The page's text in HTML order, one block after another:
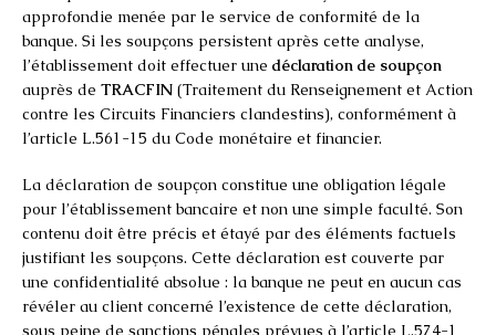
approfondie menée par le service de conformité de la
banque. Si les soupçons persistent après cette analyse,
l’établissement doit effectuer une déclaration de soupçon
auprès de TRACFIN (Traitement du Renseignement et Action
contre les Circuits Financiers clandestins), conformément à
l’article L.561-15 du Code monétaire et financier.
La déclaration de soupçon constitue une obligation légale
pour l’établissement bancaire et non une simple faculté. Son
contenu doit être précis et étayé par des éléments factuels
justifiant les soupçons. Cette déclaration est couverte par
une confidentialité absolue : la banque ne peut en aucun cas
révéler au client concerné l’existence de cette déclaration,
sous peine de sanctions pénales prévues à l’article L.574-1